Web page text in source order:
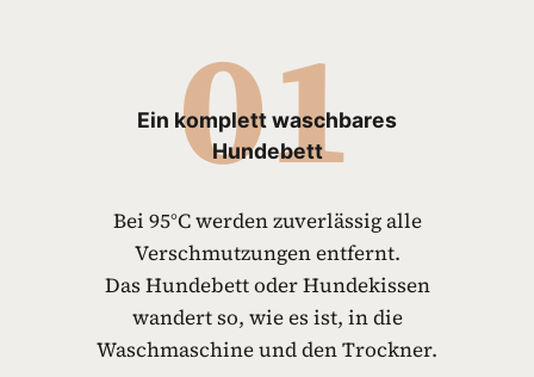
01
Ein komplett waschbares
Hundebett
Bei 95°C werden zuverlässig alle
Verschmutzungen entfernt.
Das Hundebett oder Hundekissen
wandert so, wie es ist, in die
Waschmaschine und den Trockner.